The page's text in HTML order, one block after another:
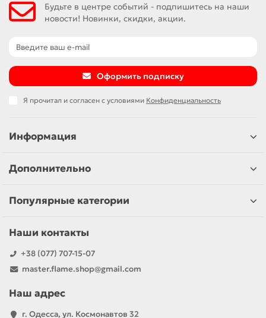
Будьте в центре событий - подпишитесь на наши
новости! Новинки, скидки, акции.
Оформить подписку
Я прочитал и согласен с условиями Конфиденциальность
Информация
Дополнительно
Популярные категории
Наши контакты
+38 (077) 707-15-07
master.flame.shop@gmail.com
Наш адрес
г. Одесса, ул. Космонавтов 32